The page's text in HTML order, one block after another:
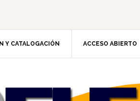
Y CATALOGACIÓN ACCESO ABIERTO